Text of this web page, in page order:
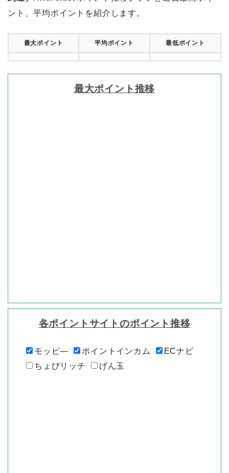
ント、平均ポイントを紹介します。
最大ポイント 平均ポイント 最低ポイント
最大ポイント推移
各ポイントサイトのポイント推移
モッピ― ポイントインカム
ECナビ
ちょびリッチ
げん玉